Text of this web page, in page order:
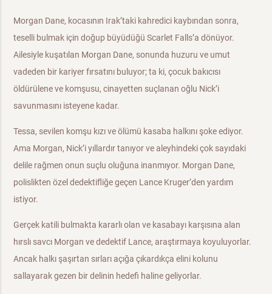
Morgan Dane, kocasının Irak’taki kahredici kaybından sonra,
teselli bulmak için doğup büyüdüğü Scarlet Falls’a dönüyor.
Ailesiyle kuşatılan Morgan Dane, sonunda huzuru ve umut
vadeden bir kariyer fırsatını buluyor; ta ki, çocuk bakıcısı
öldürülene ve komşusu, cinayetten suçlanan oğlu Nick’i
savunmasını isteyene kadar.
Tessa, sevilen komşu kızı ve ölümü kasaba halkını şoke ediyor.
Ama Morgan, Nick’i yıllardır tanıyor ve aleyhindeki çok sayıdaki
delile rağmen onun suçlu oluğuna inanmıyor. Morgan Dane,
polislikten özel dedektifliğe geçen Lance Kruger’den yardım
istiyor.
Gerçek katili bulmakta kararlı olan ve kasabayı karşısına alan
hırslı savcı Morgan ve dedektif Lance, araştırmaya koyuluyorlar.
Ancak halkı şaşırtan sırları açığa çıkardıkça elini kolunu
sallayarak gezen bir delinin hedefi haline geliyorlar.